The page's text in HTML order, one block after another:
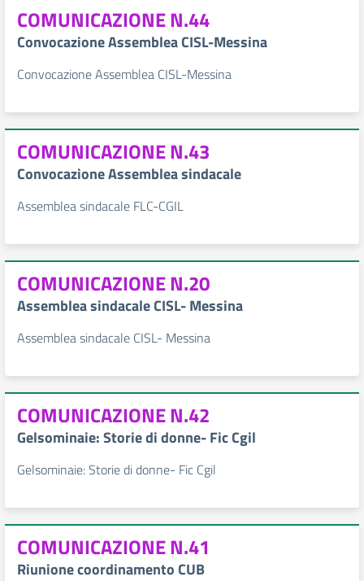
COMUNICAZIONE N.44
Convocazione Assemblea CISL-Messina
Convocazione Assemblea CISL-Messina
COMUNICAZIONE N.43
Convocazione Assemblea sindacale
Assemblea sindacale FLC-CGIL
COMUNICAZIONE N.20
Assemblea sindacale CISL- Messina
Assemblea sindacale CISL- Messina
COMUNICAZIONE N.42
Gelsominaie: Storie di donne- Fic Cgil
Gelsominaie: Storie di donne- Fic Cgil
COMUNICAZIONE N.41
Riunione coordinamento CUB